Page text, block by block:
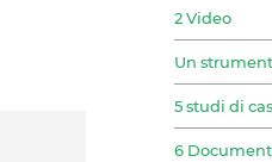
2 Video
Un
5 studi di
6